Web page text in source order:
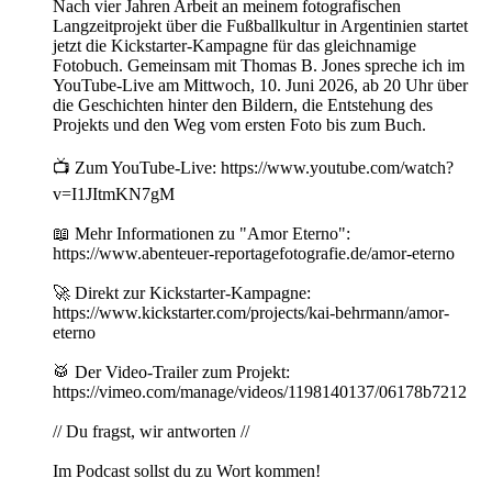
Nach vier Jahren Arbeit an meinem fotografischen
Langzeitprojekt über die Fußballkultur in Argentinien startet
jetzt die Kickstarter-Kampagne für das gleichnamige
Fotobuch. Gemeinsam mit Thomas B. Jones spreche ich im
YouTube-Live am Mittwoch, 10. Juni 2026, ab 20 Uhr über
die Geschichten hinter den Bildern, die Entstehung des
Projekts und den Weg vom ersten Foto bis zum Buch.
📺 Zum YouTube-Live: https://www.youtube.com/watch?
v=I1JItmKN7gM
📖 Mehr Informationen zu "Amor Eterno":
https://www.abenteuer-reportagefotografie.de/amor-eterno
🚀 Direkt zur Kickstarter-Kampagne:
https://www.kickstarter.com/projects/kai-behrmann/amor-
eterno
🥁 Der Video-Trailer zum Projekt:
https://vimeo.com/manage/videos/1198140137/06178b7212
// Du fragst, wir antworten //
Im Podcast sollst du zu Wort kommen!